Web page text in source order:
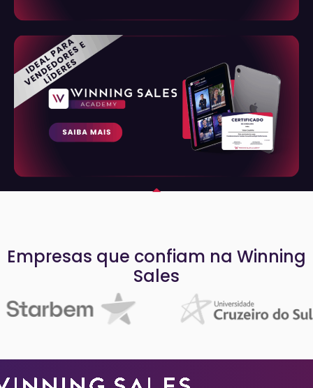
Empresas que confiam na Winning
Sales